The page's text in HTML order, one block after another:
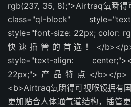
rgb(237, 35, 8);">Airtraq氧瞬
class="ql-block"
style="font-size: 22px; color:
快速插管的首选！</b></
style="text-align:
22px;">产品特点</b></p>
<b>Airtraq氧瞬得可视喉镜拥有国
更加贴合人体通气道结构，插管